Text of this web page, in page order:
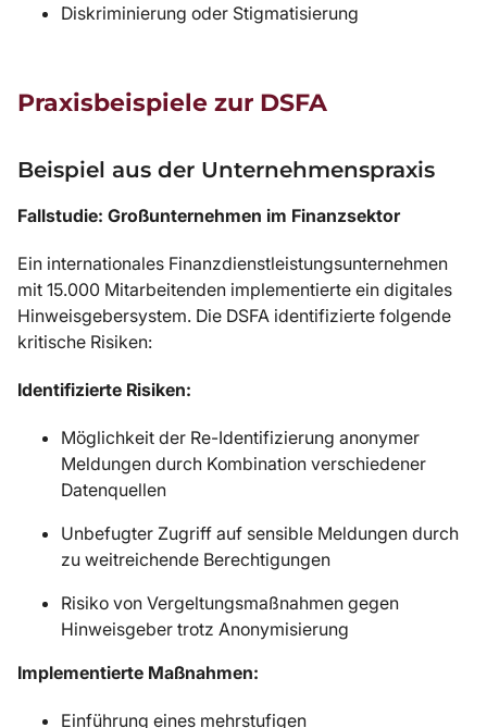
Diskriminierung oder Stigmatisierung
Praxisbeispiele zur DSFA
Beispiel aus der Unternehmenspraxis
Fallstudie: Großunternehmen im Finanzsektor
Ein internationales Finanzdienstleistungsunternehmen
mit 15.000 Mitarbeitenden implementierte ein digitales
Hinweisgebersystem. Die DSFA identifizierte folgende
kritische Risiken:
Identifizierte Risiken:
Möglichkeit der Re-Identifizierung anonymer
Meldungen durch Kombination verschiedener
Datenquellen
Unbefugter Zugriff auf sensible Meldungen durch
zu weitreichende Berechtigungen
Risiko von Vergeltungsmaßnahmen gegen
Hinweisgeber trotz Anonymisierung
Implementierte Maßnahmen:
Einführung eines mehrstufigen